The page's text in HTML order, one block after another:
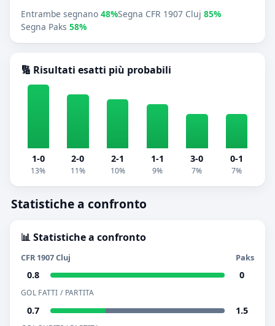
Entrambe segnano 48%Segna CFR 1907 Cluj 85%
Segna Paks 58%
🔢 Risultati esatti più probabili
1-0
13%
2-0
11%
2-1
10%
1-1
9%
3-0
7%
0-1
7%
Statistiche a confronto
📊 Statistiche a confronto
CFR 1907 Cluj Paks
0.8 0
GOL FATTI / PARTITA
0.7 1.5